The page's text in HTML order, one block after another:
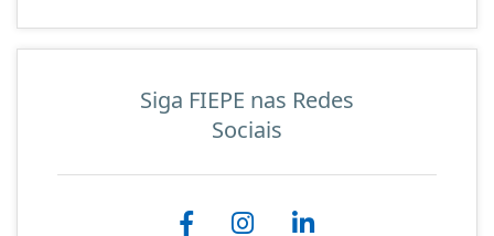
Siga FIEPE nas Redes
Sociais